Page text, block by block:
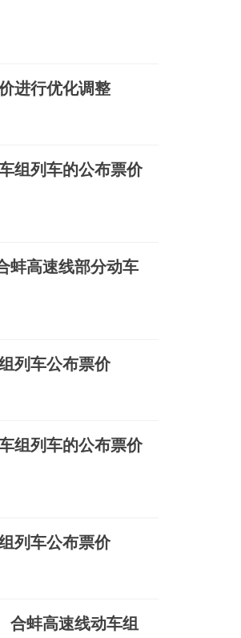
进行优化调整
组列车的公布票价
蚌高速线部分动车
列车公布票价
组列车的公布票价
列车公布票价
合蚌高速线动车组